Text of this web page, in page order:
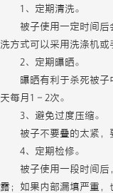
1、定期清洗。
被子使用一定时间
洗方式可以采用洗涤机或
2、定期曝晒。
曝晒有利于杀死被
天每月1－2次。
3、避免过度压缩。
被子不要叠的太紧，
4、定期检修。
被子使用一段时间
露；如果内部漏填严重，